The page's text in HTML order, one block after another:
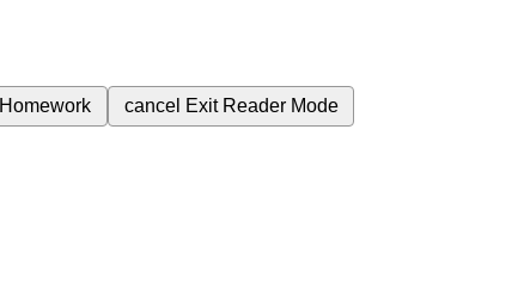
Homework cancel Exit Reader Mode